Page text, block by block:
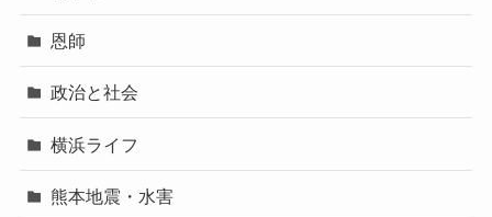
恩師
政治と社会
横浜ライフ
熊本地震・水害